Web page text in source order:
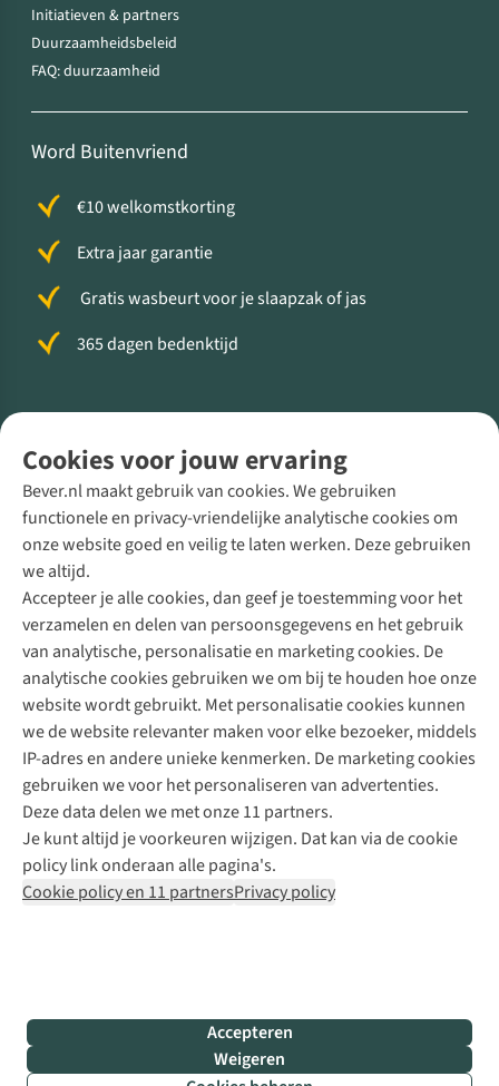
Cookies voor jouw ervaring
Bever.nl maakt gebruik van cookies. We gebruiken
functionele en privacy-vriendelijke analytische cookies om
onze website goed en veilig te laten werken. Deze gebruiken
we altijd.
Accepteer je alle cookies, dan geef je toestemming voor het
verzamelen en delen van persoonsgegevens en het gebruik
van analytische, personalisatie en marketing cookies. De
analytische cookies gebruiken we om bij te houden hoe onze
website wordt gebruikt. Met personalisatie cookies kunnen
we de website relevanter maken voor elke bezoeker, middels
IP-adres en andere unieke kenmerken. De marketing cookies
gebruiken we voor het personaliseren van advertenties.
Deze data delen we met onze 11 partners.
Je kunt altijd je voorkeuren wijzigen. Dat kan via de cookie
policy link onderaan alle pagina's.
Cookie policy en 11 partnersPrivacy policy
Accepteren
Weigeren
Initiatieven & partners
Duurzaamheidsbeleid
FAQ: duurzaamheid
Word Buitenvriend
€10 welkomstkorting
Extra jaar garantie
Gratis wasbeurt voor je slaapzak of jas
365 dagen bedenktijd
Direct advies van een Buitenexpert
+31 (0)85 888 50 88
+31 6 12 28 49 80
Contactformulier
Bever
B.V.